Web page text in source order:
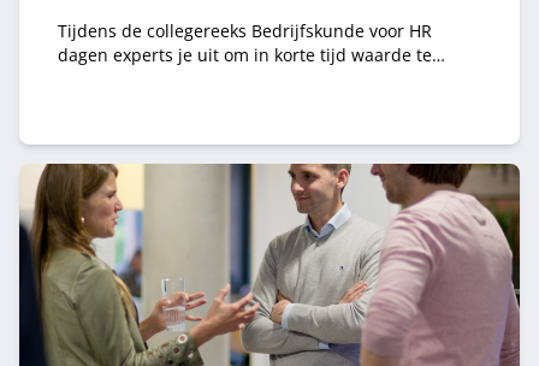
Tijdens de collegereeks Bedrijfskunde voor HR
dagen experts je uit om in korte tijd waarde te